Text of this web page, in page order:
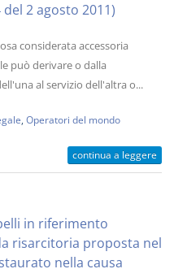
del 2 agosto 2011)
considerata accessoria
può derivare o dalla
al servizio dell'altra o...
Operatori del mondo
continua a leggere
in riferimento
risarcitoria proposta nel
nella causa